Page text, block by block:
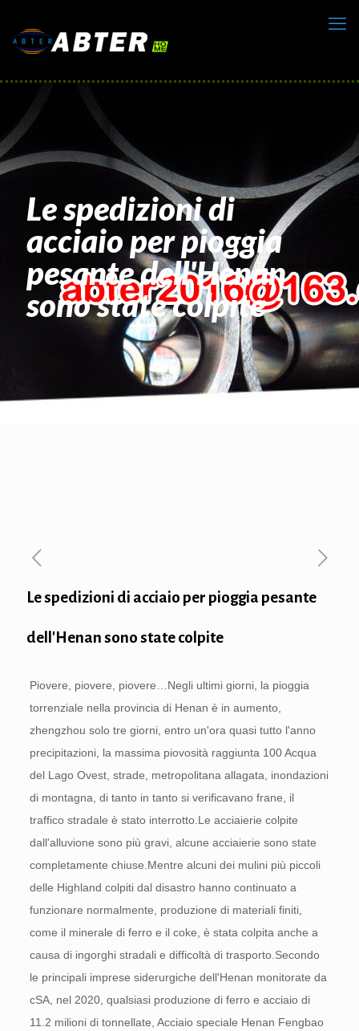
Le spedizioni di
acciaio per pioggia
pesante dell'Henan
sono state colpite
Le spedizioni di acciaio per pioggia pesante
dell'Henan sono state colpite
Piovere, piovere, piovere… Negli ultimi giorni, la pioggia
torrenziale nella provincia di Henan è in aumento,
zhengzhou solo tre giorni, entro un'ora quasi tutto l'anno
precipitazioni, la massima piovosità raggiunta 100 Acqua
del Lago Ovest, strade, metropolitana allagata, inondazioni
di montagna, di tanto in tanto si verificavano frane, il
traffico stradale è stato interrotto. Le acciaierie colpite
dall'alluvione sono più gravi, alcune acciaierie sono state
completamente chiuse. Mentre alcuni dei mulini più piccoli
delle Highland colpiti dal disastro hanno continuato a
funzionare normalmente, produzione di materiali finiti,
come il minerale di ferro e il coke, è stata colpita anche a
causa di ingorghi stradali e difficoltà di trasporto. Secondo
le principali imprese siderurgiche dell'Henan monitorate da
cSA, nel 2020, qualsiasi produzione di ferro e acciaio di
11.2 milioni di tonnellate, Acciaio speciale Henan Fengbao